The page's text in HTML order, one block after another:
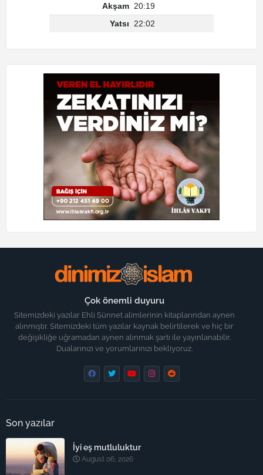
Çok önemli duyuru
Sitemizdeki yazılar Ehli Sünnet alimlerinin kitaplarından aynen
alınmıştır. Sitemizdeki tüm yazılar kaynak belirtilerek ve hiç bir
değişikliğe uğramadan aynen alınmak şartı ile yayınlanabilir.
Dualarınızı ve yorumlarınızı bekliyoruz.
Son yazılar
İyi eş mutluluktur
August 06, 2026